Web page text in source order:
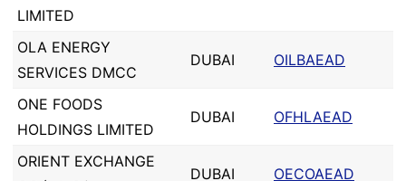
LIMITED
OLA ENERGY
SERVICES DMCC
DUBAI OILBAEAD
ONE FOODS
HOLDINGS LIMITED
DUBAI OFHLAEAD
ORIENT EXCHANGE
DUBAI OECOAEAD